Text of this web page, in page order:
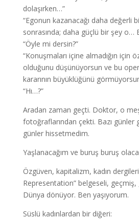
dolaşırken…”
“Egonun kazanacağı daha değerli
sonrasında; daha güçlü bir şey o…
“Öyle mi dersin?”
“Konuşmaları içine almadığın için
olduğunu düşünüyorsun ve bu
kararının büyüklüğünü
“Hı…?”
Aradan zaman geçti. Doktor, o
fotoğraflarından çekti. Bazı günler
günler hissetmedim.
Yaşlanacağım ve buruş buruş
Özgüven, kapitalizm, kadın
Representation” belgeseli,
Dünya dönüyor. Ben yaşıyorum.
Süslü kadınlardan bir diğeri: